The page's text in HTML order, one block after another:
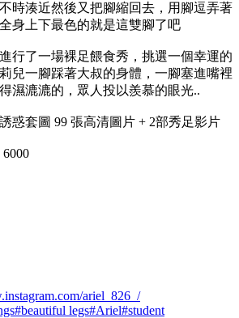
時湊近然後又把腳縮回去，用腳逗弄著
身上下最色的就是這雙腳了吧
行了一場裸足餵食秀，挑選一個幸運的
兒一腳踩著大叔的身體，一腳塞進嘴裡
濕漉漉的，眾人投以羨慕的眼光..
惑套圖 99 張高清圖片 + 2部秀足影片
ariel_826_/
#beautiful legs#Ariel#student